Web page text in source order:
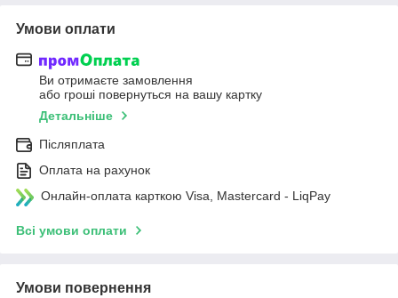
Умови оплати
Ви отримаєте замовлення
або гроші повернуться на вашу картку
Детальніше
Післяплата
Оплата на рахунок
Онлайн-оплата карткою Visa, Mastercard - LiqPay
Всі умови оплати
Умови повернення